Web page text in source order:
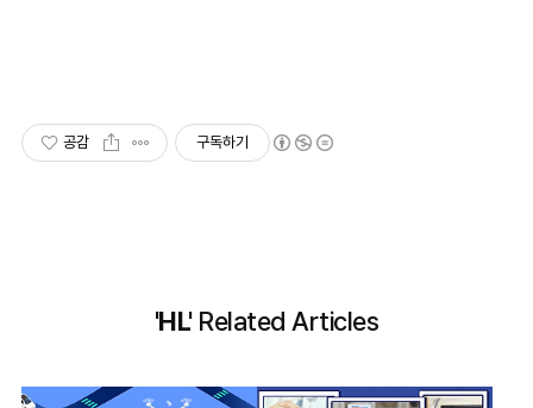
공감 구독하기
'HL'Related Articles